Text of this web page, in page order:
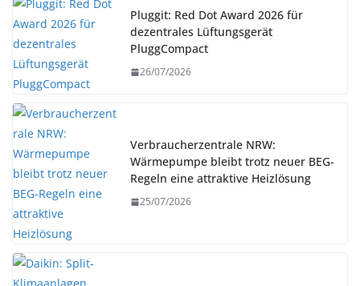
Pluggit: Red Dot Award 2026 für
dezentrales Lüftungsgerät
PluggCompact
26/07/2026
Verbraucherzentrale NRW:
Wärmepumpe bleibt trotz neuer BEG-
Regeln eine attraktive Heizlösung
25/07/2026